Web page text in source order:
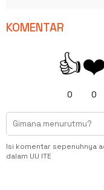
KOMENTAR
👍
0 0
Isi komentar sepenuhnya
dalam UU ITE